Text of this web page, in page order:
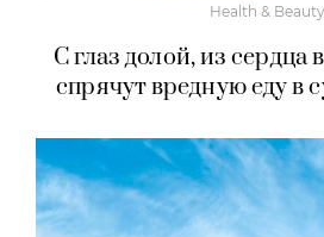
Health & Beauty
С глаз долой, из сердца
спрячут вредную еду в